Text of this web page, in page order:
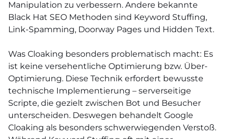
Manipulation zu verbessern. Andere bekannte
Black Hat SEO Methoden sind Keyword Stuffing,
Link-Spamming, Doorway Pages und Hidden Text.
Was Cloaking besonders problematisch macht: Es
ist keine versehentliche Optimierung bzw. Über-
Optimierung. Diese Technik erfordert bewusste
technische Implementierung – serverseitige
Scripte, die gezielt zwischen Bot und Besucher
unterscheiden. Deswegen behandelt Google
Cloaking als besonders schwerwiegenden Verstoß.